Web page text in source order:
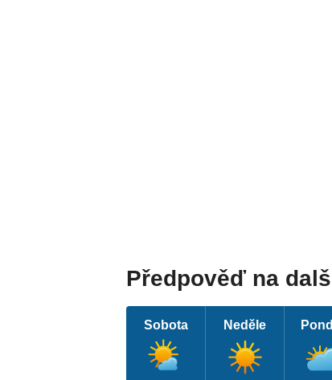
Předpověď na
Sobota Neděle